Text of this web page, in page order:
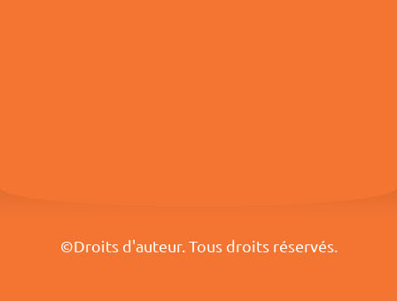
©Droits d'auteur. Tous droits réservés.